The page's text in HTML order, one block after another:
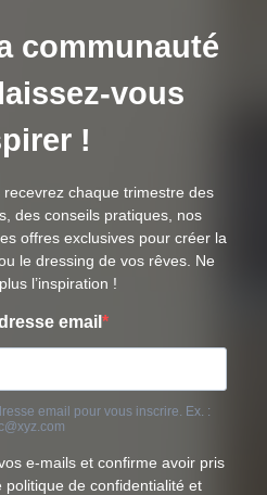
communauté
vous
!
chaque trimestre des
des conseils pratiques, nos
offres exclusives pour créer la
le dressing de vos rêves. Ne
l’inspiration !
email
email pour vous inscrire. Ex. :
e-mails et confirme avoir pris
de confidentialité et